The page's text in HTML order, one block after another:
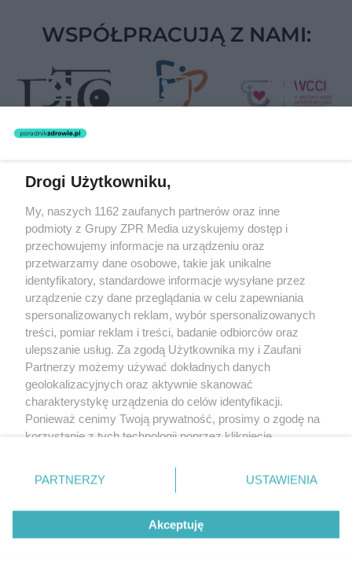
WSPÓŁPRACUJĄ Z NAMI:
rozpowszechniany lub dalej rozpowszechniany w jakikolwiek sposób
(w tym także elektroniczny lub mechaniczny) na jakimkolwiek polu
eksploatacji w jakiejkolwiek formie, włącznie z umieszczaniem w
Internecie bez pisemnej zgody właściciela praw. Jakiekolwiek użycie
lub wykorzystanie utworów w całości lub w części z naruszeniem
prawa, tzn. bez właściwej zgody, jest zabronione pod groźbą kary i
może być ścigane prawnie.
O nas
Informacje prawne
Nasze serwisy
Drogi Użytkowniku,
My, naszych 1162 zaufanych partnerów oraz inne
podmioty z Grupy ZPR Media uzyskujemy dostęp i
przechowujemy informacje na urządzeniu oraz
przetwarzamy dane osobowe, takie jak unikalne
identyfikatory, standardowe informacje wysyłane przez
urządzenie czy dane przeglądania w celu zapewniania
spersonalizowanych reklam, wybór spersonalizowanych
treści, pomiar reklam i treści, badanie odbiorców oraz
ulepszanie usług. Za zgodą Użytkownika my i Zaufani
Partnerzy możemy używać dokładnych danych
geolokalizacyjnych oraz aktywnie skanować
charakterystykę urządzenia do celów identyfikacji.
Ponieważ cenimy Twoją prywatność, prosimy o zgodę na
korzystanie z tych technologii poprzez kliknięcie
zmienić/wycofać klikając przycisk ustawień prywatności
znajdujący się w lewym dolnym rogu strony
rodzaje przetwarzania danych nie wymagają zgody
użytkownika, ale masz prawo sprzeciwić się takiemu
przetwarzaniu. Preferencje będą miały zastosowanie tylko
PARTNERZY USTAWIENIA
Akceptuję